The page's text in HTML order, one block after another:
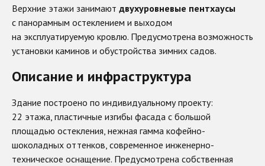
Верхние этажи занимают двухуровневые пентхаусы
с панорамным остеклением и выходом
на эксплуатируемую кровлю. Предусмотрена возможность
установки каминов и обустройства зимних садов.
Описание и инфраструктура
Здание построено по индивидуальному проекту:
22 этажа, пластичные изгибы фасада с большой
площадью остекления, нежная гамма кофейно-
шоколадных оттенков, современное инженерно-
техническое оснащение. Предусмотрена собственная